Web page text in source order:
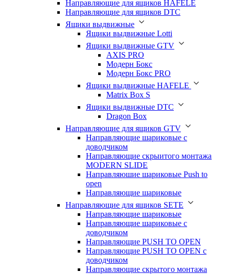
Направляющие для ящиков HAFELE
Направляющие для ящиков DTC
Ящики выдвижные
Ящики выдвижные Lotti
Ящики выдвижные GTV
AXIS PRO
Модерн Бокс
Модерн Бокс PRO
Ящики выдвижные HAFELE
Matrix Box S
Ящики выдвижные DTC
Dragon Box
Направляющие для ящиков GTV
Направляющие шариковые с
доводчиком
Направляющие скрыитого монтажа
MODERN SLIDE
Направляюшие шариковые Push to
open
Направляющие шариковые
Направляющие для ящиков SETE
Направляющие шариковые
Направляющие шариковые с
доводчиком
Направляющие PUSH TO OPEN
Направляющие PUSH TO OPEN с
доводчиком
Направляющие скрытого монтажа